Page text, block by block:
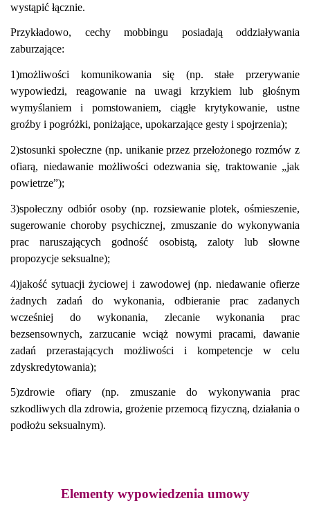
wystąpić łącznie.
Przykładowo, cechy mobbingu posiadają oddziaływania
zaburzające:
1)możliwości komunikowania się (np. stałe przerywanie
wypowiedzi, reagowanie na uwagi krzykiem lub głośnym
wymyślaniem i pomstowaniem, ciągłe krytykowanie, ustne
groźby i pogróżki, poniżające, upokarzające gesty i spojrzenia);
2)stosunki społeczne (np. unikanie przez przełożonego rozmów z
ofiarą, niedawanie możliwości odezwania się, traktowanie „jak
powietrze”);
3)społeczny odbiór osoby (np. rozsiewanie plotek, ośmieszenie,
sugerowanie choroby psychicznej, zmuszanie do wykonywania
prac naruszających godność osobistą, zaloty lub słowne
propozycje seksualne);
4)jakość sytuacji życiowej i zawodowej (np. niedawanie ofierze
żadnych zadań do wykonania, odbieranie prac zadanych
wcześniej do wykonania, zlecanie wykonania prac
bezsensownych, zarzucanie wciąż nowymi pracami, dawanie
zadań przerastających możliwości i kompetencje w celu
zdyskredytowania);
5)zdrowie ofiary (np. zmuszanie do wykonywania prac
szkodliwych dla zdrowia, grożenie przemocą fizyczną, działania o
podłożu seksualnym).
Elementy wypowiedzenia umowy